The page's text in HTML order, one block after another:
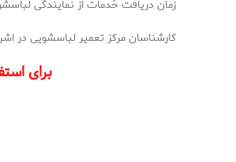
زمان دریافت خدمات از نمایندگی
کارشناسان مرکز تعمیر لباسشویی در
برای